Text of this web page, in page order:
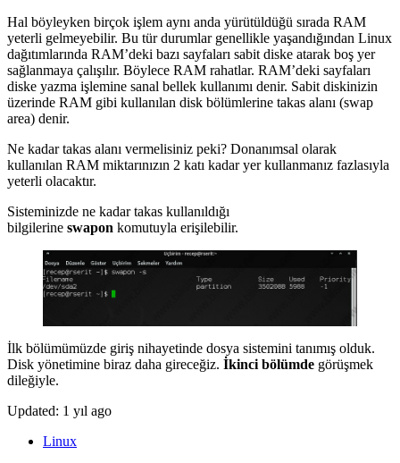
Hal böyleyken birçok işlem aynı anda yürütüldüğü sırada RAM
yeterli gelmeyebilir. Bu tür durumlar genellikle yaşandığından Linux
dağıtımlarında RAM’deki bazı sayfaları sabit diske atarak boş yer
sağlanmaya çalışılır. Böylece RAM rahatlar. RAM’deki sayfaları
diske yazma işlemine sanal bellek kullanımı denir. Sabit diskinizin
üzerinde RAM gibi kullanılan disk bölümlerine takas alanı (swap
area) denir.
Ne kadar takas alanı vermelisiniz peki? Donanımsal olarak
kullanılan RAM miktarınızın 2 katı kadar yer kullanmanız fazlasıyla
yeterli olacaktır.
Sisteminizde ne kadar takas kullanıldığı
bilgilerine swapon komutuyla erişilebilir.
İlk bölümümüzde giriş nihayetinde dosya sistemini tanımış olduk.
Disk yönetimine biraz daha gireceğiz. İkinci bölümde görüşmek
dileğiyle.
Updated: 1 yıl ago
Linux